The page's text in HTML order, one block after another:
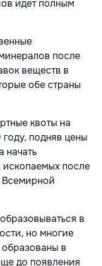
идет полным
после
веществ в
обе страны
квоты на
подняв цены
начать
ископаемых после
Всемирной
в
но многие
в
до появления